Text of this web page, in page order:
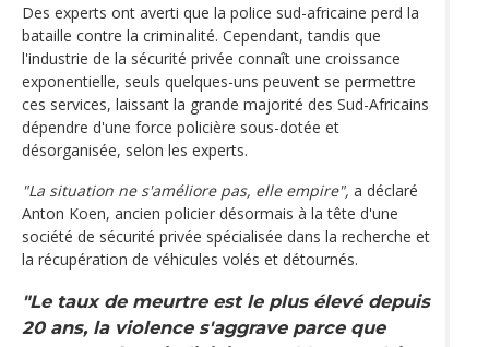
Des experts ont averti que la police sud-africaine perd la
bataille contre la criminalité. Cependant, tandis que
l'industrie de la sécurité privée connaît une croissance
exponentielle, seuls quelques-uns peuvent se permettre
ces services, laissant la grande majorité des Sud-Africains
dépendre d'une force policière sous-dotée et
désorganisée, selon les experts.
"La situation ne s'améliore pas, elle empire", a déclaré
Anton Koen, ancien policier désormais à la tête d'une
société de sécurité privée spécialisée dans la recherche et
la récupération de véhicules volés et détournés.
"Le taux de meurtre est le plus élevé depuis
20 ans, la violence s'aggrave parce que